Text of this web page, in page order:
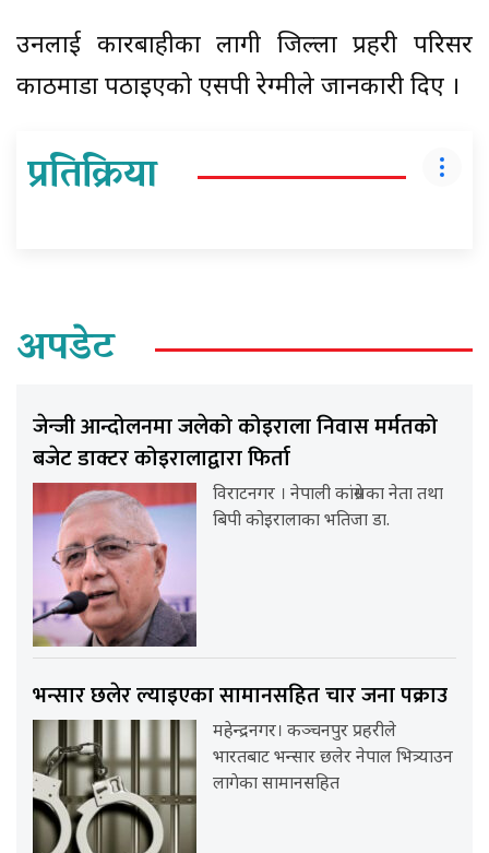
उनलाई कारबाहीका लागी जिल्ला प्रहरी परिसर
काठमाडौं पठाइएको एसपी रेग्मीले जानकारी दिए ।
प्रतिक्रिया
अपडेट
जेन्जी आन्दोलनमा जलेको कोइराला निवास मर्मतको
बजेट डाक्टर कोइरालाद्वारा फिर्ता
विराटनगर । नेपाली कांग्रेसका नेता तथा
बिपी कोइरालाका भतिजा डा.
भन्सार छलेर ल्याइएका सामानसहित चार जना पक्राउ
महेन्द्रनगर। कञ्चनपुर प्रहरीले
भारतबाट भन्सार छलेर नेपाल भित्र्याउन
लागेका सामानसहित